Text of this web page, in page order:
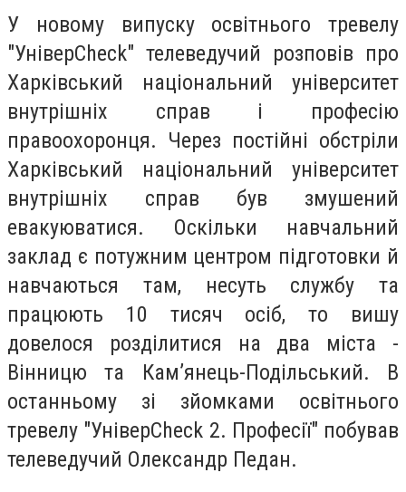
У новому випуску освітнього тревелу
"УніверCheck" телеведучий розповів про
Харківський національний університет
внутрішніх справ і професію
правоохоронця. Через постійні обстріли
Харківський національний університет
внутрішніх справ був змушений
евакуюватися. Оскільки навчальний
заклад є потужним центром підготовки й
навчаються там, несуть службу та
працюють 10 тисяч осіб, то вишу
довелося розділитися на два міста -
Вінницю та Кам’янець-Подільський. В
останньому зі зйомками освітнього
тревелу "УніверСheck 2. Професії" побував
телеведучий Олександр Педан.